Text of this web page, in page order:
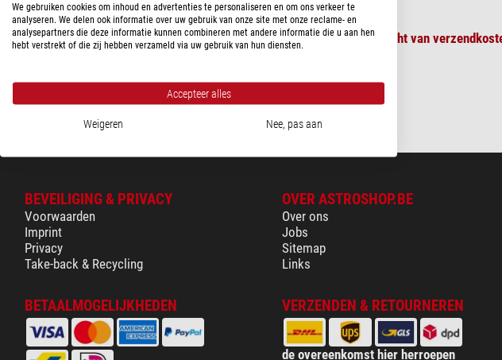
Winkelwagen
Glossarium
Het volledige overzicht van
BEVEILIGING & PRIVACY
Voorwaarden
Imprint
Privacy
Take-back & Recycling
OVER ASTROSHOP.BE
Over ons
Jobs
Sitemap
Links
BETAALMOGELIJKHEDEN VERZENDEN & RETOURNEREN
de overeenkomst hier herroepen
We gebruiken cookies om inhoud en advertenties te personaliseren en om ons verkeer te
analyseren. We delen ook informatie over uw gebruik van onze site met onze reclame- en
analysepartners die deze informatie kunnen combineren met andere informatie die u aan hen
hebt verstrekt of die zij hebben verzameld via uw gebruik van hun diensten.
Accepteer alles
Weigeren Nee, pas aan